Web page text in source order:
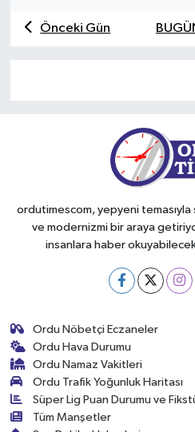
Önceki Gün
ordutimescom, yepyeni
ve modernizmi bir araya
insanlara haber
Ordu Nöbetçi Eczaneler
Ordu Hava Durumu
Ordu Namaz Vakitleri
Ordu Trafik Yoğunluk Haritası
Süper Lig Puan Durumu ve
Tüm Manşetler
Ekonomi
Spor
Son Dakika Haberleri